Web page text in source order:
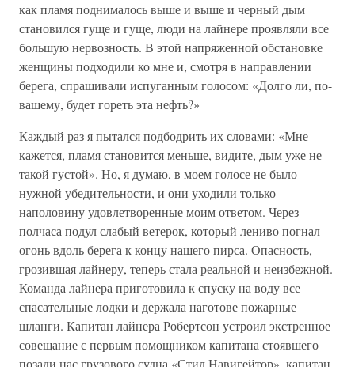
как пламя поднималось выше и выше и черный дым
становился гуще и гуще, люди на лайнере проявляли все
большую нервозность. В этой напряженной обстановке
женщины подходили ко мне и, смотря в направлении
берега, спрашивали испуганным голосом: «Долго ли, по-
вашему, будет гореть эта нефть?»
Каждый раз я пытался подбодрить их словами: «Мне
кажется, пламя становится меньше, видите, дым уже не
такой густой». Но, я думаю, в моем голосе не было
нужной убедительности, и они уходили только
наполовину удовлетворенные моим ответом. Через
полчаса подул слабый ветерок, который лениво погнал
огонь вдоль берега к концу нашего пирса. Опасность,
грозившая лайнеру, теперь стала реальной и неизбежной.
Команда лайнера приготовила к спуску на воду все
спасательные лодки и держала наготове пожарные
шланги. Капитан лайнера Робертсон устроил экстренное
совещание с первым помощником капитана стоявшего
позади нас грузового судна «Стил Навигейтор», капитан